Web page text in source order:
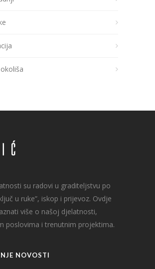
su radovi u graditeljstvu po
u ruke”, iskop i prijevoz. Ovdje
više o našoj djelatnosti,
poslovima i trenutnim projektima.
NOVOSTI